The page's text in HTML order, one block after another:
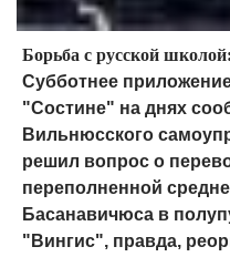
Борьба с русской
Субботнее
"Состине" на днях
Вильнюсского
решил вопрос о
переполненной
Басанавичюса в
"Вингис", правда,